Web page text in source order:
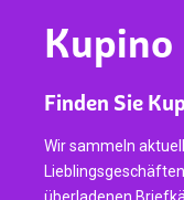
Kupino
Finden Sie
Wir sammeln